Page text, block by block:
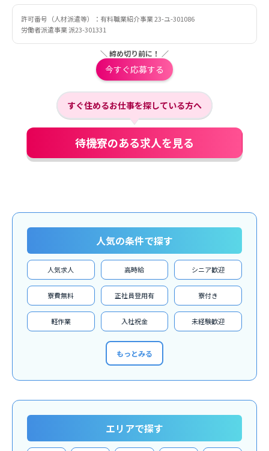
許可番号（人材派遣等）：有料職業紹介事業 23-ユ-301086
労働者派遣事業 派23-301331
＼ 締め切り前に！ ／
今すぐ応募する
すぐ住めるお仕事を探している方へ
待機寮のある求人を見る
人気の条件で探す
人気求人 高時給 シニア歓迎
寮費無料 正社員登用有 寮付き
軽作業 入社祝金 未経験歓迎
もっとみる
エリアで探す